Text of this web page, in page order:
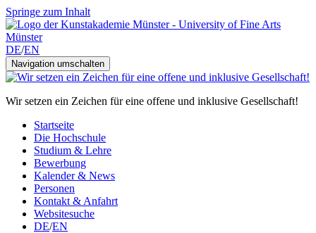
Springe zum Inhalt
DE/EN
Navigation umschalten
Wir setzen ein Zeichen für eine offene und inklusive Gesellschaft!
Startseite
Die Hochschule
Studium & Lehre
Bewerbung
Kalender & News
Personen
Kontakt & Anfahrt
Websitesuche
DE/EN